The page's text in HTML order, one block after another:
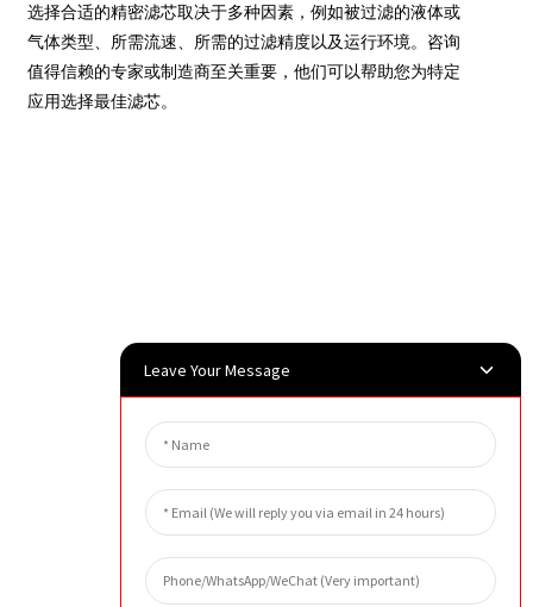
选择合适的精密滤芯取决于多种因素，例如被过滤的液体或
气体类型、所需流速、所需的过滤精度以及运行环境。咨询
值得信赖的专家或制造商至关重要，他们可以帮助您为特定
应用选择最佳滤芯。
Leave Your Message